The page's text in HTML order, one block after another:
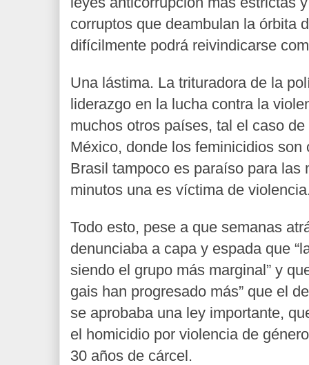
corruptos que deambulan la órbita
difícilmente podrá reivindicarse
Una lástima. La trituradora de la
liderazgo en la lucha contra la
muchos otros países, tal el caso
México, donde los feminicidios
Brasil tampoco es paraíso para las
minutos una es víctima de
Todo esto, pese a que semanas
denunciaba a capa y espada que
siendo el grupo más marginal” y
gais han progresado más” que el
se aprobaba una ley importante,
el homicidio por violencia de
30 años de cárcel.